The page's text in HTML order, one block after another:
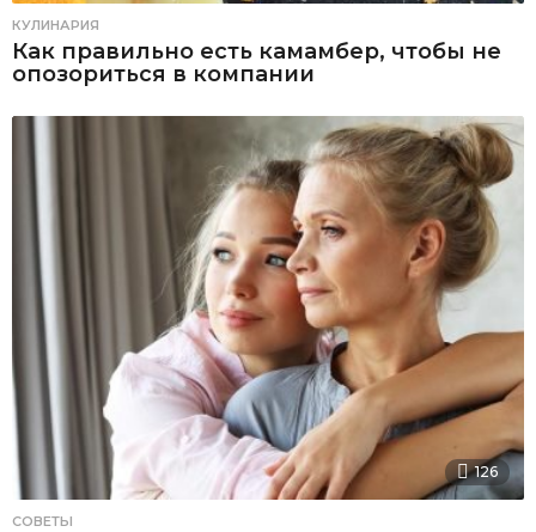
КУЛИНАРИЯ
Как правильно есть камамбер, чтобы не
опозориться в компании
126
СОВЕТЫ